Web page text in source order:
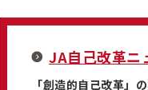
JA自己改革ニ
「創造的自己改革」